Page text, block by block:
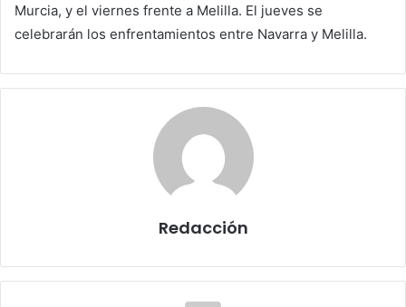
Murcia, y el viernes frente a Melilla. El jueves se
celebrarán los enfrentamientos entre Navarra y Melilla.
Redacción